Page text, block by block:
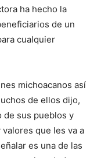
ha hecho la
de un
cualquier
michoacanos así
de ellos dijo,
de sus pueblos y
que les va a
es una de las